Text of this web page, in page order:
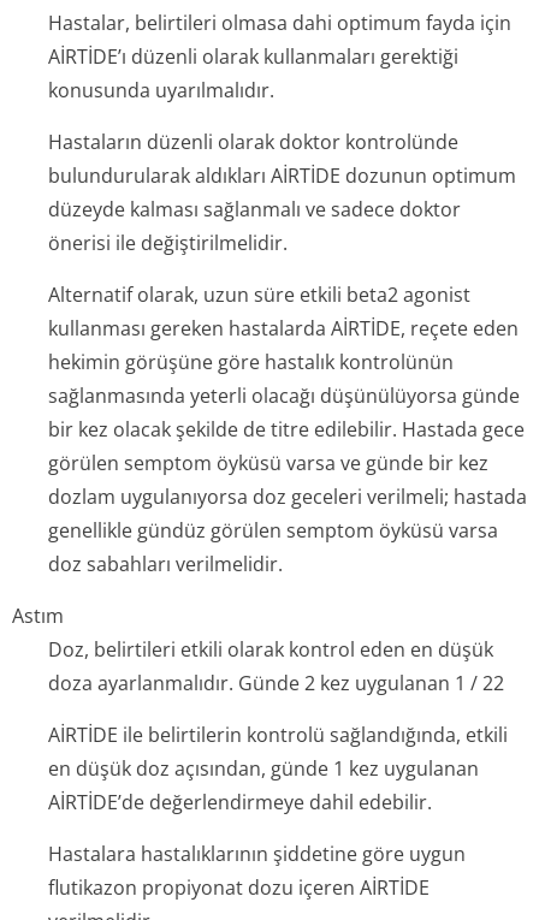
Hastalar, belirtileri olmasa dahi optimum fayda için
AİRTİDE’ı düzenli olarak kullanmaları gerektiği
konusunda uyarılmalıdır.
Hastaların düzenli olarak doktor kontrolünde
bulundurularak aldıkları AİRTİDE dozunun optimum
düzeyde kalması sağlanmalı ve sadece doktor
önerisi ile değiştirilmelidir.
Alternatif olarak, uzun süre etkili beta2 agonist
kullanması gereken hastalarda AİRTİDE, reçete eden
hekimin görüşüne göre hastalık kontrolünün
sağlanmasında yeterli olacağı düşünülüyorsa günde
bir kez olacak şekilde de titre edilebilir. Hastada gece
görülen semptom öyküsü varsa ve günde bir kez
dozlam uygulanıyorsa doz geceleri verilmeli; hastada
genellikle gündüz görülen semptom öyküsü varsa
doz sabahları verilmelidir.
Astım
Doz, belirtileri etkili olarak kontrol eden en düşük
doza ayarlanmalıdır. Günde 2 kez uygulanan 1 / 22
AİRTİDE ile belirtilerin kontrolü sağlandığında, etkili
en düşük doz açısından, günde 1 kez uygulanan
AİRTİDE’de değerlendirmeye dahil edebilir.
Hastalara hastalıklarının şiddetine göre uygun
flutikazon propiyonat dozu içeren AİRTİDE